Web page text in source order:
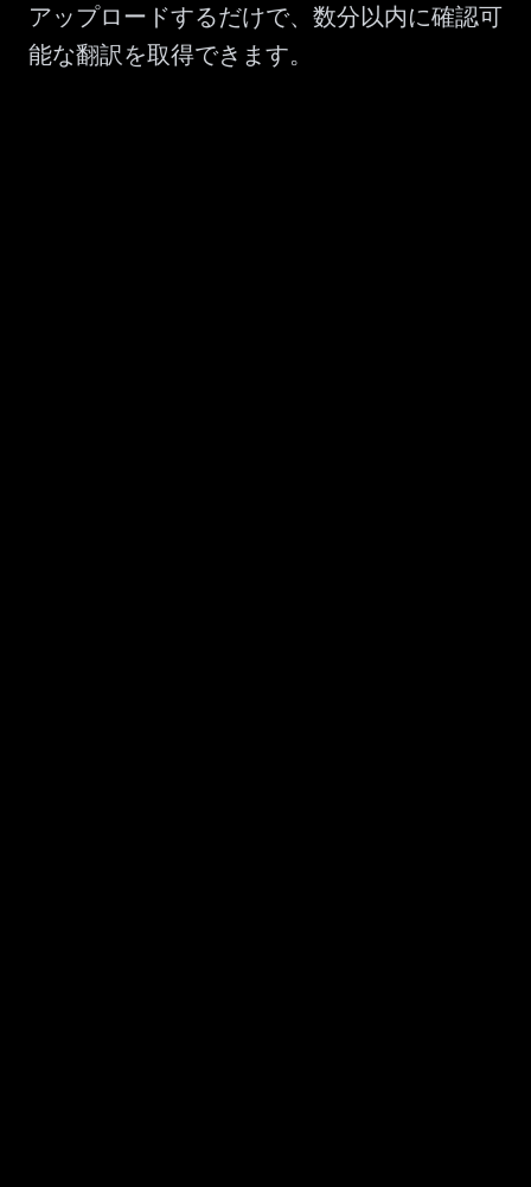
アップロードするだけで、数分以内に確認可
能な翻訳を取得できます。